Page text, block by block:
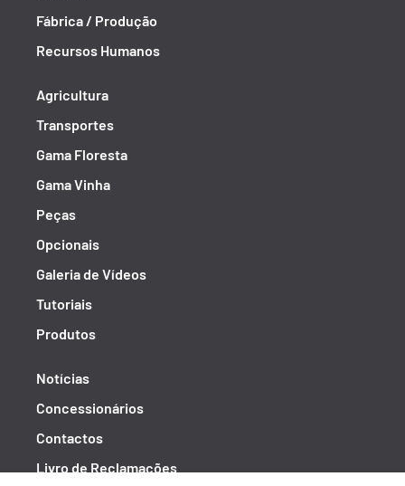
Fábrica / Produção
Recursos Humanos
Agricultura
Transportes
Gama Floresta
Gama Vinha
Peças
Opcionais
Galeria de Vídeos
Tutoriais
Produtos
Notícias
Concessionários
Contactos
Livro de Reclamações